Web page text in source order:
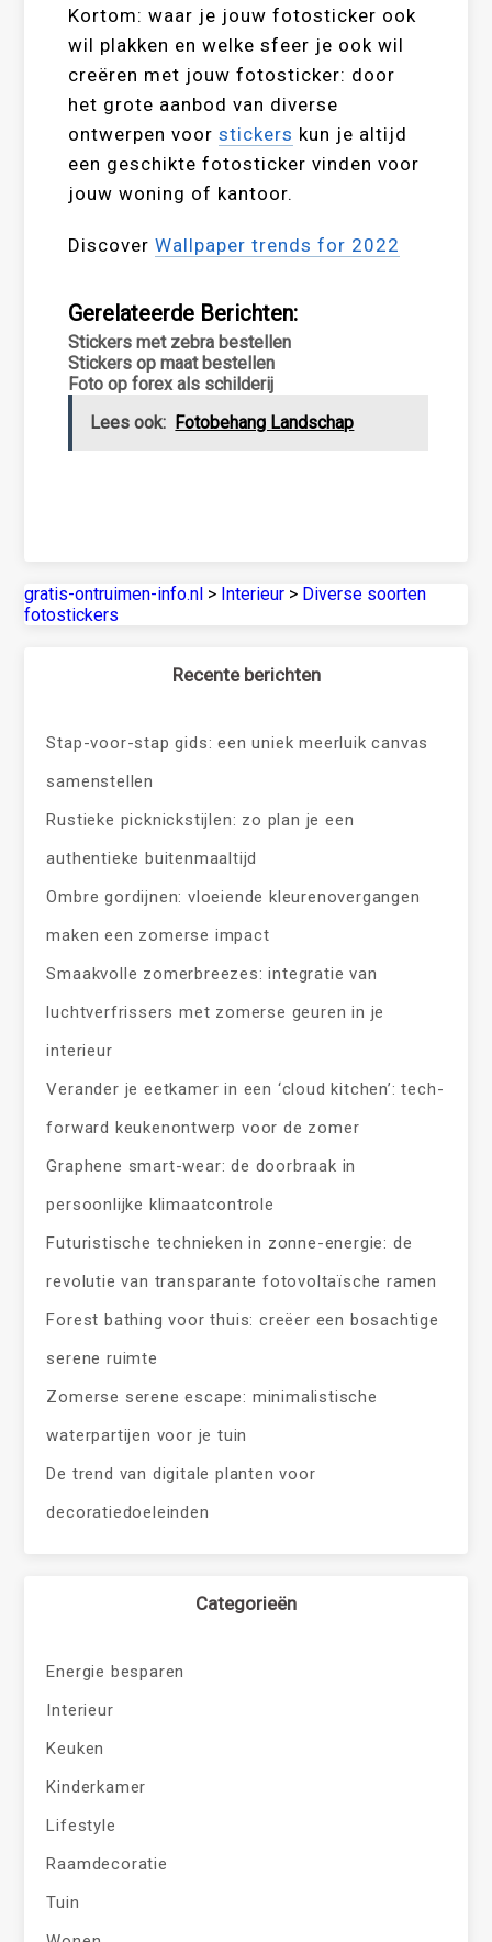
Kortom: waar je jouw fotosticker ook
wil plakken en welke sfeer je ook wil
creëren met jouw fotosticker: door
het grote aanbod van diverse
ontwerpen voorstickers kun je altijd
een geschikte fotosticker vinden voor
jouw woning of kantoor.
DiscoverWallpaper trends for 2022
Gerelateerde Berichten:
Stickers met zebra bestellen
Stickers op maat bestellen
Foto op forex als schilderij
Lees ook: Fotobehang Landschap
gratis-ontruimen-info.nl > Interieur > Diverse soorten
fotostickers
Recente berichten
Stap-voor-stap gids: een uniek meerluik canvas
samenstellen
Rustieke picknickstijlen: zo plan je een
authentieke buitenmaaltijd
Ombre gordijnen: vloeiende kleurenovergangen
maken een zomerse impact
Smaakvolle zomerbreezes: integratie van
luchtverfrissers met zomerse geuren in je
interieur
Verander je eetkamer in een ‘cloud kitchen’: tech-
forward keukenontwerp voor de zomer
Graphene smart-wear: de doorbraak in
persoonlijke klimaatcontrole
Futuristische technieken in zonne-energie: de
revolutie van transparante fotovoltaïsche ramen
Forest bathing voor thuis: creëer een bosachtige
serene ruimte
Zomerse serene escape: minimalistische
waterpartijen voor je tuin
De trend van digitale planten voor
decoratiedoeleinden
Categorieën
Energie besparen
Interieur
Keuken
Kinderkamer
Lifestyle
Raamdecoratie
Tuin